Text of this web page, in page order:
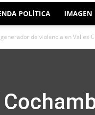
POLÍTICA IMAGEN
de violencia en Valles